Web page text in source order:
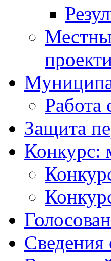
Работа
Защита
Конкурс: